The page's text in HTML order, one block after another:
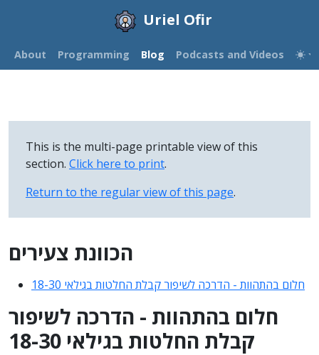
Uriel Ofir
About Programming Blog Podcasts and Videos
This is the multi-page printable view of this
section. Click here to print.
Return to the regular view of this page.
הכוונת צעירים
חלום בהתהוות - הדרכה לשיפור קבלת החלטות בגילאי 18-30
חלום בהתהוות - הדרכה לשיפור
קבלת החלטות בגילאי 18-30